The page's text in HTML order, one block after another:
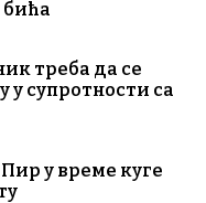
бића
треба да се
у супротности са
у време куге